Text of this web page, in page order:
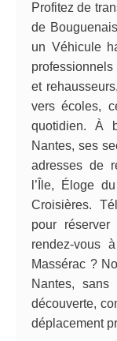
Profitez de
de
un Véhicule
et
vers écoles,
quotidien. À
Nantes, ses
adresses de
l’Île, Éloge
Croisières.
pour
rendez-vous
Massérac ?
Nantes,
découverte,
déplacement